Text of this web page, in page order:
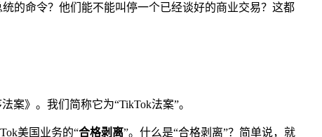
的命令？他们能不能叫停一个已经谈好的商业交易？这都
》。我们简称它为“TikTok法案”。
美国业务的“合格剥离”。什么是“合格剥离”？简单说，就